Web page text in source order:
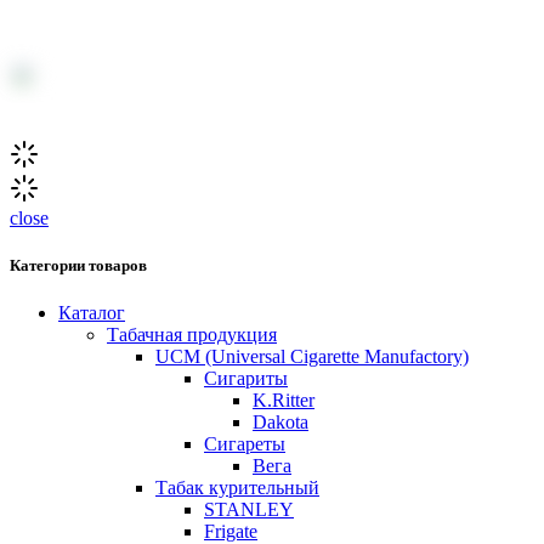
close
Категории товаров
Каталог
Табачная продукция
UCM (Universal Cigarette Manufactory)
Сигариты
K.Ritter
Dakota
Сигареты
Вега
Табак курительный
STANLEY
Frigate